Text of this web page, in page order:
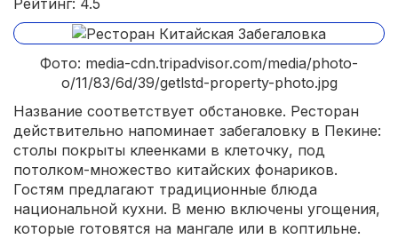
Фото: media-cdn.tripadvisor.com/media/photo-
o/11/83/6d/39/getlstd-property-photo.jpg
Название соответствует обстановке. Ресторан
действительно напоминает забегаловку в Пекине:
столы покрыты клеенками в клеточку, под
потолком-множество китайских фонариков.
Гостям предлагают традиционные блюда
национальной кухни. В меню включены угощения,
которые готовятся на мангале или в коптильне.